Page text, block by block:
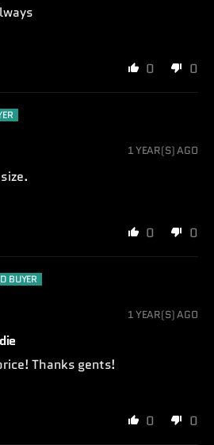
0 0
1 YEAR(S) AGO
0 0
1 YEAR(S) AGO
Thanks gents!
0 0